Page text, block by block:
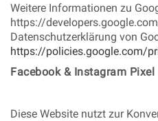
Weitere Informationen zu
https://
Datenschutzerklärung von
https://policies.google.com/
Facebook & Instagram Pixel
Diese Website nutzt zur